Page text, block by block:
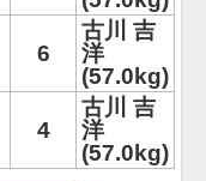
6
古川 吉
洋
(57.0kg)
4
古川 吉
洋
(57.0kg)